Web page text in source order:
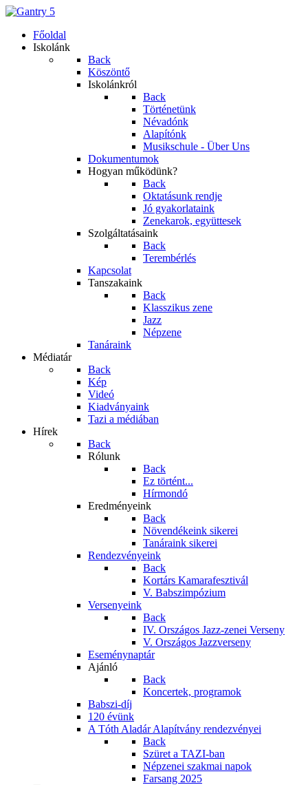
Főoldal
Iskolánk
Back
Köszöntő
Iskolánkról
Back
Történetünk
Névadónk
Alapítónk
Musikschule - Über Uns
Dokumentumok
Hogyan működünk?
Back
Oktatásunk rendje
Jó gyakorlataink
Zenekarok, együttesek
Szolgáltatásaink
Back
Terembérlés
Kapcsolat
Tanszakaink
Back
Klasszikus zene
Jazz
Népzene
Tanáraink
Médiatár
Back
Kép
Videó
Kiadványaink
Tazi a médiában
Hírek
Back
Rólunk
Back
Ez történt...
Hírmondó
Eredményeink
Back
Növendékeink sikerei
Tanáraink sikerei
Rendezvényeink
Back
Kortárs Kamarafesztivál
V. Babszimpózium
Versenyeink
Back
IV. Országos Jazz-zenei Verseny
V. Országos Jazzverseny
Eseménynaptár
Ajánló
Back
Koncertek, programok
Babszi-díj
120 évünk
A Tóth Aladár Alapítvány rendezvényei
Back
Szüret a TAZI-ban
Népzenei szakmai napok
Farsang 2025